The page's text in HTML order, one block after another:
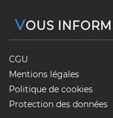
VOUS
CGU
Mentions légales
Politique de cookies
Protection des données